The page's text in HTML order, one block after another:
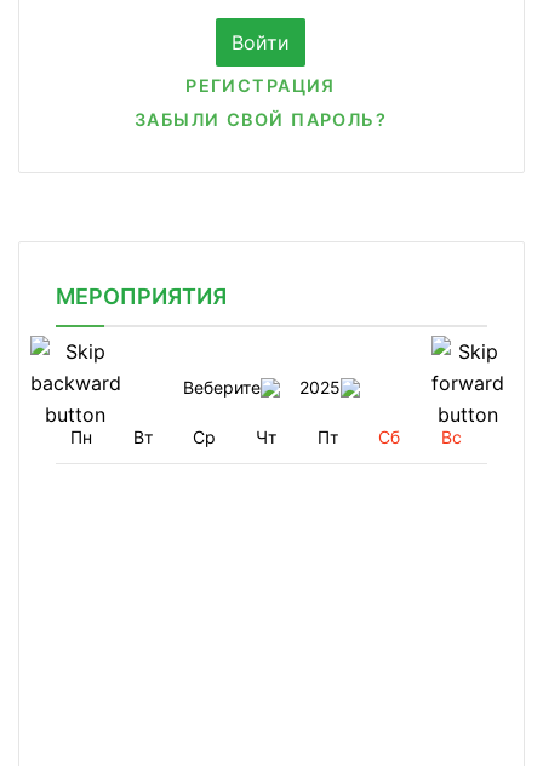
РЕГИСТРАЦИЯ
ЗАБЫЛИ СВОЙ ПАРОЛЬ?
МЕРОПРИЯТИЯ
Веберите 2025
Пн Вт Ср Чт Пт Сб Вс